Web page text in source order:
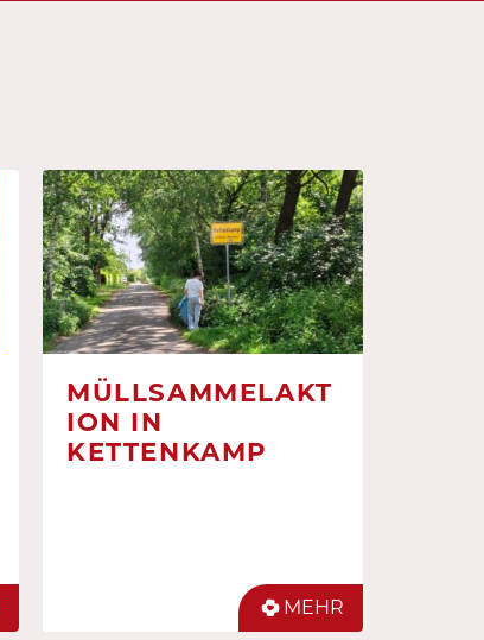
MÜLLSAMMELAKT
ION IN
KETTENKAMP
MEHR